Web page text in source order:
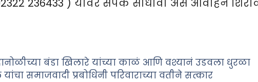
बंडा खिलारे यांच्या काळं आणि वश्यानं उडवला धुरळा
समाजवादी प्रबोधिनी परिवाराच्या वतीने सत्कार